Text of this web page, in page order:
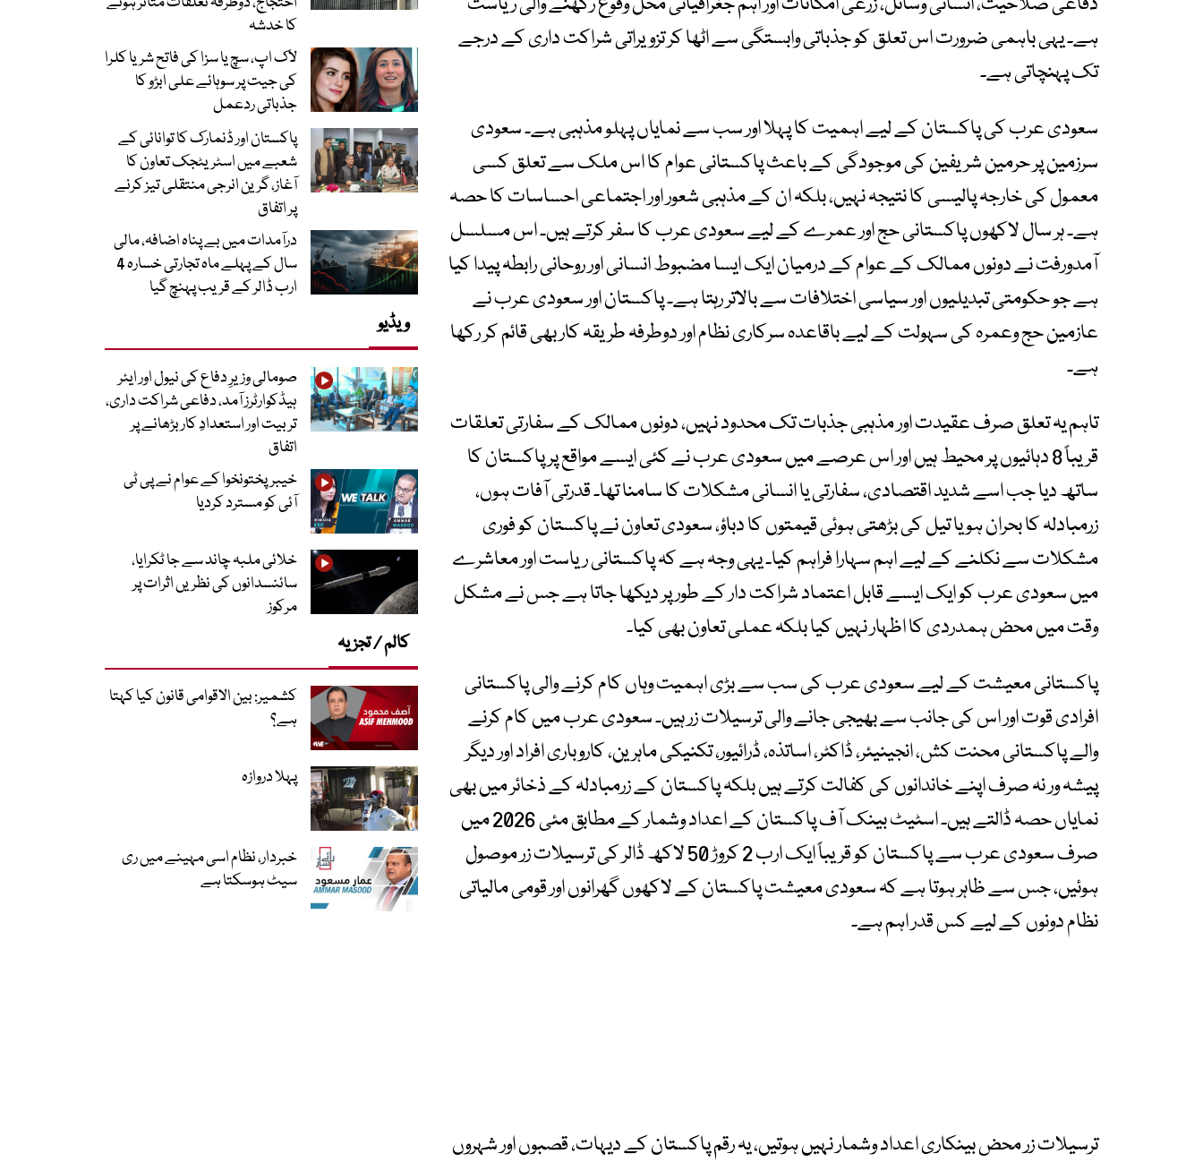
ہے۔ یہی باہمی ضرورت اس تعلق کو جذباتی وابستگی سے اٹھا کر تزویراتی شراکت داری کے درجے
تک پہنچاتی ہے۔
سعودی عرب کی پاکستان کے لیے اہمیت کا پہلا اور سب سے نمایاں پہلو مذہبی ہے۔ سعودی
سرزمین پر حرمین شریفین کی موجودگی کے باعث پاکستانی عوام کا اس ملک سے تعلق کسی
معمول کی خارجہ پالیسی کا نتیجہ نہیں، بلکہ ان کے مذہبی شعور اور اجتماعی احساسات کا حصہ
ہے۔ ہر سال لاکھوں پاکستانی حج اور عمرے کے لیے سعودی عرب کا سفر کرتے ہیں۔ اس مسلسل
آمدورفت نے دونوں ممالک کے عوام کے درمیان ایک ایسا مضبوط انسانی اور روحانی رابطہ پیدا کیا
ہے جو حکومتی تبدیلیوں اور سیاسی اختلافات سے بالاتر رہتا ہے۔ پاکستان اور سعودی عرب نے
عازمین حج وعمرہ کی سہولت کے لیے باقاعدہ سرکاری نظام اور دوطرفہ طریقہ کار بھی قائم کر رکھا
ہے۔
تاہم یہ تعلق صرف عقیدت اور مذہبی جذبات تک محدود نہیں، دونوں ممالک کے سفارتی تعلقات
قریباً 8 دہائیوں پر محیط ہیں اور اس عرصے میں سعودی عرب نے کئی ایسے مواقع پر پاکستان کا
ساتھ دیا جب اسے شدید اقتصادی، سفارتی یا انسانی مشکلات کا سامنا تھا۔ قدرتی آفات ہوں،
زرمبادلہ کا بحران ہو یا تیل کی بڑھتی ہوئی قیمتوں کا دباؤ، سعودی تعاون نے پاکستان کو فوری
مشکلات سے نکلنے کے لیے اہم سہارا فراہم کیا۔ یہی وجہ ہے کہ پاکستانی ریاست اور معاشرے
میں سعودی عرب کو ایک ایسے قابل اعتماد شراکت دار کے طور پر دیکھا جاتا ہے جس نے مشکل
وقت میں محض ہمدردی کا اظہار نہیں کیا بلکہ عملی تعاون بھی کیا۔
پاکستانی معیشت کے لیے سعودی عرب کی سب سے بڑی اہمیت وہاں کام کرنے والی پاکستانی
افرادی قوت اور اس کی جانب سے بھیجی جانے والی ترسیلات زر ہیں۔ سعودی عرب میں کام کرنے
والے پاکستانی محنت کش، انجینیئر، ڈاکٹر، اساتذہ، ڈرائیور، تکنیکی ماہرین، کاروباری افراد اور دیگر
پیشہ ور نہ صرف اپنے خاندانوں کی کفالت کرتے ہیں بلکہ پاکستان کے زرمبادلہ کے ذخائر میں بھی
نمایاں حصہ ڈالتے ہیں۔ اسٹیٹ بینک آف پاکستان کے اعداد وشمار کے مطابق مئی 2026 میں
صرف سعودی عرب سے پاکستان کو قریباً ایک ارب 2 کروڑ 50 لاکھ ڈالر کی ترسیلات زر موصول
ہوئیں، جس سے ظاہر ہوتا ہے کہ سعودی معیشت پاکستان کے لاکھوں گھرانوں اور قومی مالیاتی
نظام دونوں کے لیے کس قدر اہم ہے۔
ترسیلات زر محض بینکاری اعداد وشمار نہیں ہوتیں، یہ رقم پاکستان کے دیہات، قصبوں اور شہروں
کا خدشہ
لاک اپ، سچ یا سزا کی فاتح شریا کلرا
کی جیت پر سوہائے علی ابڑو کا
جذباتی ردعمل
پاکستان اور ڈنمارک کا توانائی کے
شعبے میں اسٹریٹجک تعاون کا
آغاز، گرین انرجی منتقلی تیز کرنے
پر اتفاق
درآمدات میں بے پناہ اضافہ، مالی
سال کے پہلے ماہ تجارتی خسارہ 4
ارب ڈالر کے قریب پہنچ گیا
ویڈیو
صومالی وزیرِ دفاع کی نیول اور ایئر
ہیڈکوارٹرز آمد، دفاعی شراکت داری،
تربیت اور استعدادِ کار بڑھانے پر
اتفاق
خیبرپختونخوا کے عوام نے پی ٹی
آئی کو مسترد کردیا
خلائی ملبہ چاند سے جا ٹکرایا،
سائنسدانوں کی نظریں اثرات پر
مرکوز
کالم / تجزیہ
کشمیر: بین الاقوامی قانون کیا کہتا
ہے؟
پہلا دروازہ
خبردار، نظام اسی مہینے میں ری
سیٹ ہوسکتا ہے